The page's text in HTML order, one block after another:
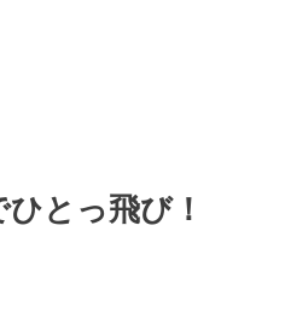
とっ飛び！